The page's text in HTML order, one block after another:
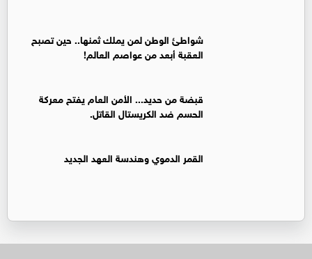
شواطئ الوطن لمن يملك ثمنها.. حين تصبح
العقبة أبعد من عواصم العالم!
قبضة من حديد... الأمن العام يفتح معركة
الحسم ضد الكريستال القاتل.
القمر الدموي وهندسة العهد الجديد